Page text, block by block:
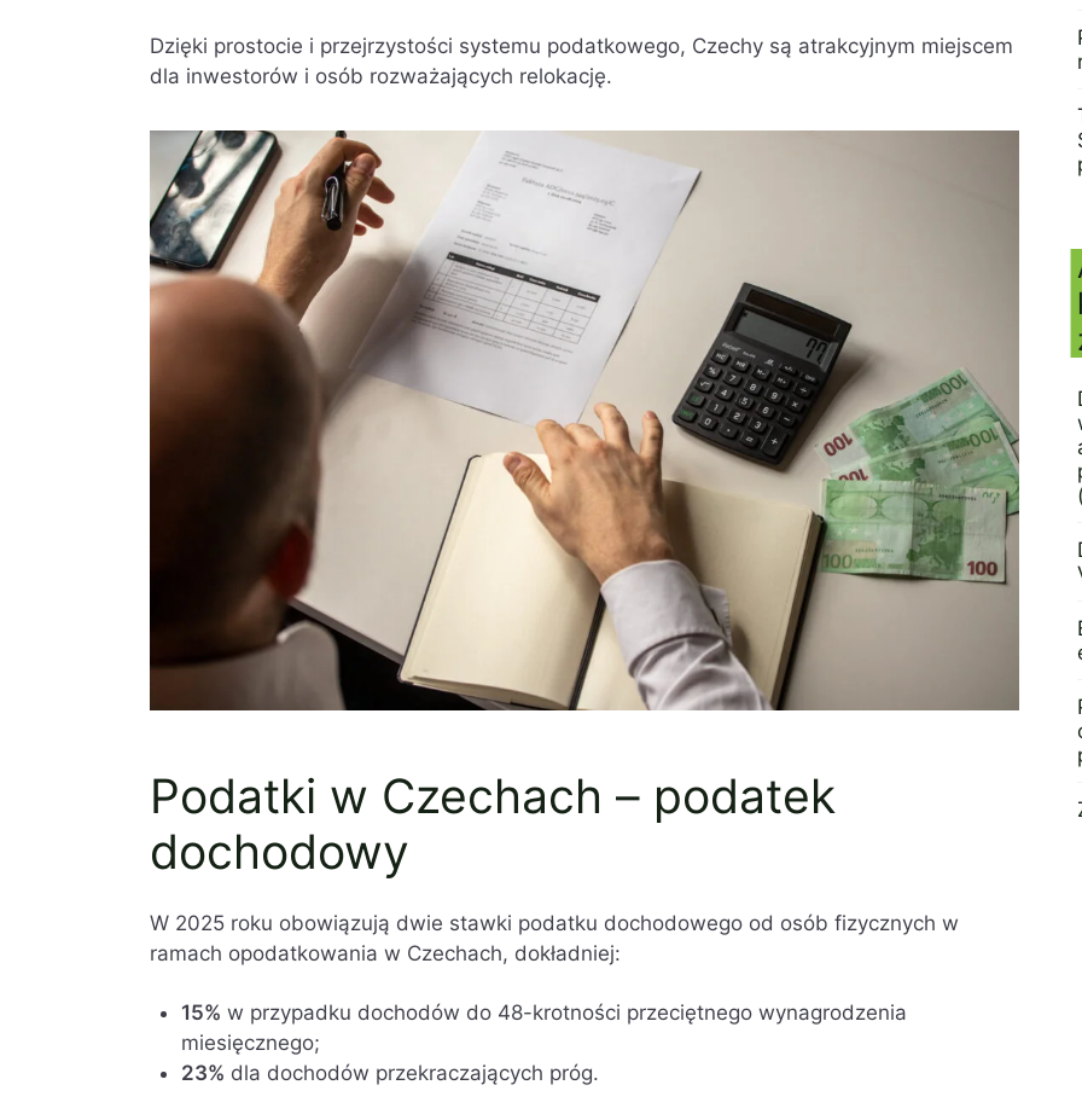
Dzięki prostocie i przejrzystości systemu podatkowego, Czechy są atrakcyjnym miejscem
dla inwestorów i osób rozważających relokację.
Podatki w Czechach – podatek
dochodowy
W 2025 roku obowiązują dwie stawki podatku dochodowego od osób fizycznych w
ramach opodatkowania w Czechach, dokładniej:
15% w przypadku dochodów do 48-krotności przeciętnego wynagrodzenia
miesięcznego;
23% dla dochodów przekraczających próg.